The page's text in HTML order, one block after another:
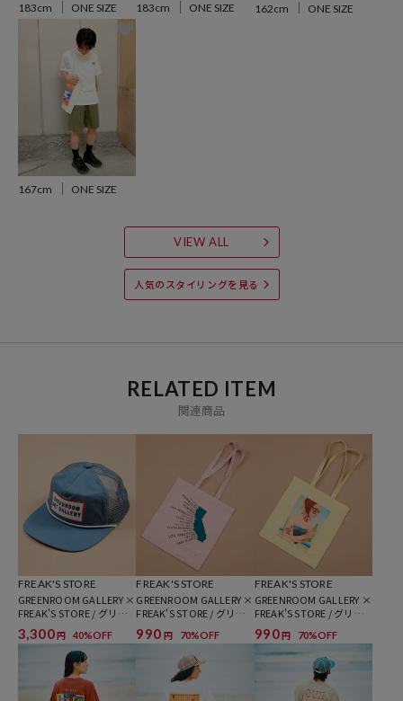
円（2026年5月21日時点）
※「参考価格」とは、Daytona Parkにおける対象商品の通常販売（先
行予約・先行割引は含まれません）開始時点の価格です。
ブランド説明
183cm ONE SIZE 183cm ONE SIZE 162cm ONE SIZE
167cm ONE SIZE
VIEW ALL
人気のスタイリングを見る
RELATED ITEM
関連商品
FREAK'S STORE
GREENROOM GALLERY ×
FREAK'S STORE / グリー
ンルームギャラリー 別注
GH ハイクラウン メッシ
ュキャップ
3,300円 40%OFF
FREAK'S STORE
GREENROOM GALLERY ×
FREAK'S STORE / グリー
ンルームギャラリー 別注
Orange&Park トートバッ
990 円 70%OFF
FREAK'S STORE
GREENROOM GALLERY ×
FREAK'S STORE / グリー
ンルームギャラリー 別注
Tyler Warren トートバッ
グ
990円 70%OFF